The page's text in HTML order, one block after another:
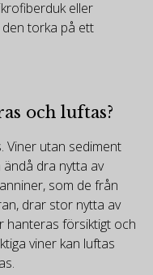
eller
torka på ett
och luftas?
Viner utan sediment
dra nytta av
som de från
drar stor nytta av
hanteras försiktigt och
viner kan luftas